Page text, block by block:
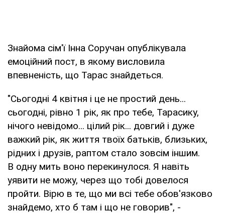
Знайома сім'ї Інна Соручан опублікувала
емоційний пост, в якому висловила
впевненість, що Тарас знайдеться.
"Сьогодні 4 квітня і це не простий день...
сьогодні, рівно 1 рік, як про тебе, Тарасику,
нічого невідомо... цілий рік... довгий і дуже
важкий рік, як життя твоїх батьків, близьких,
рідних і друзів, раптом стало зовсім іншим.
В одну мить воно перекинулося. Я навіть
уявити не можу, через що тобі довелося
пройти. Вірю в те, що ми всі тебе обов'язково
знайдемо, хто б там і що не говорив", -